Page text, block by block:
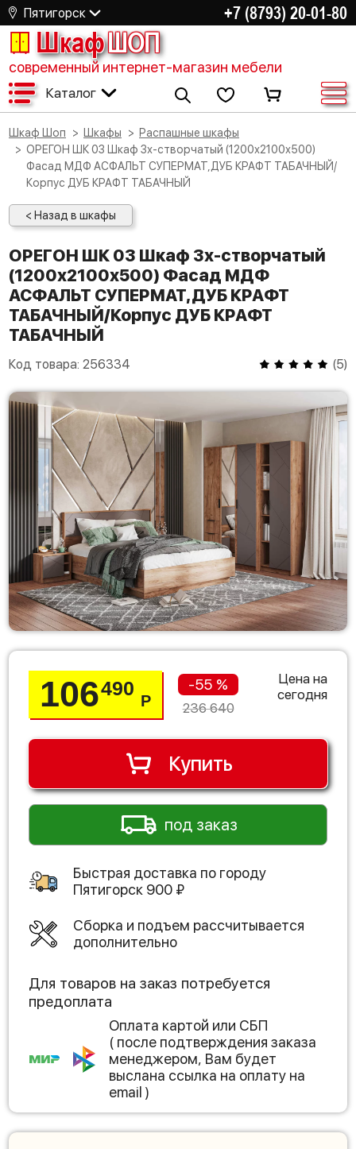
Пятигорск +7 (8793) 20-01-80
ШкафШОП
современный интернет-магазин мебели
Каталог
Шкаф Шоп Шкафы
Распашные шкафы
ОРЕГОН ШК 03 Шкаф 3х-створчатый (1200х2100х500)
Фасад МДФ АСФАЛЬТ СУПЕРМАТ,ДУБ КРАФТ ТАБАЧНЫЙ/
Корпус ДУБ КРАФТ ТАБАЧНЫЙ
< Назад в шкафы
ОРЕГОН ШК 03 Шкаф 3х-створчатый
(1200х2100х500) Фасад МДФ
АСФАЛЬТ СУПЕРМАТ,ДУБ КРАФТ
ТАБАЧНЫЙ/Корпус ДУБ КРАФТ
ТАБАЧНЫЙ
Код товара: 256334 (5)
106490
Р
-55 %
236 640
Цена на
сегодня
Купить
под заказ
Быстрая доставка по городу
Пятигорск 900 ₽
Сборка и подъем рассчитывается
дополнительно
Для товаров на заказ потребуется
предоплата
Оплата картой или СБП
( после подтверждения заказа
менеджером, Вам будет
выслана ссылка на оплату на
email )